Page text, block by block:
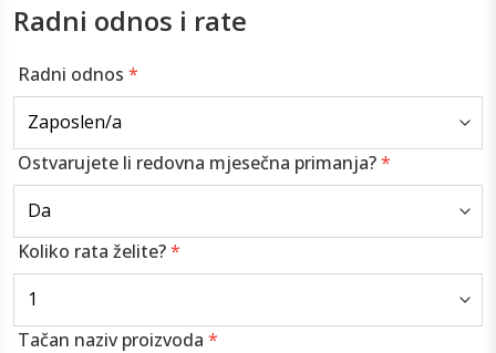
Radni odnos i rate
Radni odnos *
Ostvarujete li redovna mjesečna primanja?*
Koliko rata želite?*
Tačan naziv proizvoda *